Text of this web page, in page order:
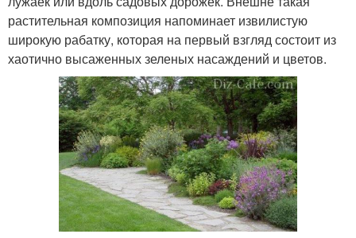
растительная композиция напоминает извилистую
широкую рабатку, которая на первый взгляд состоит из
хаотично высаженных зеленых насаждений и цветов.